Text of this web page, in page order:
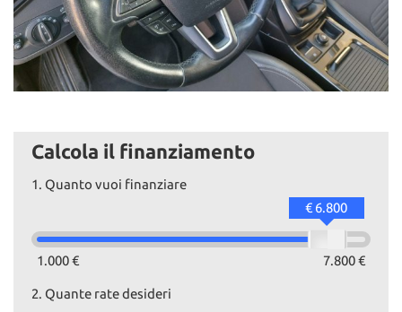
Calcola il finanziamento
1. Quanto vuoi finanziare
1.000 € 7.800 €
€ 6.800
2. Quante rate desideri